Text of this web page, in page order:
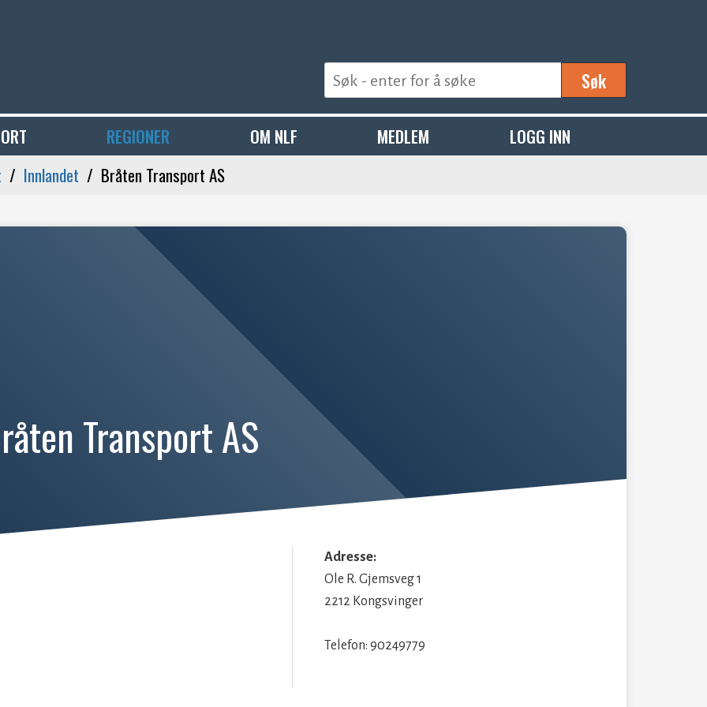
Søk
REGIONER OM NLF MEDLEM
LOGG INN
Innlandet Bråten Transport AS
Transport AS
Adresse:
Ole R. Gjemsveg 1
2212 Kongsvinger
Telefon: 90249779